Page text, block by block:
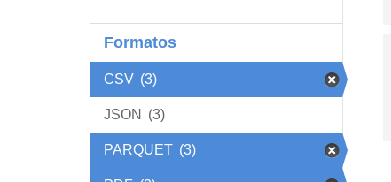
Formatos
CSV (3)
JSON (3)
PARQUET (3)